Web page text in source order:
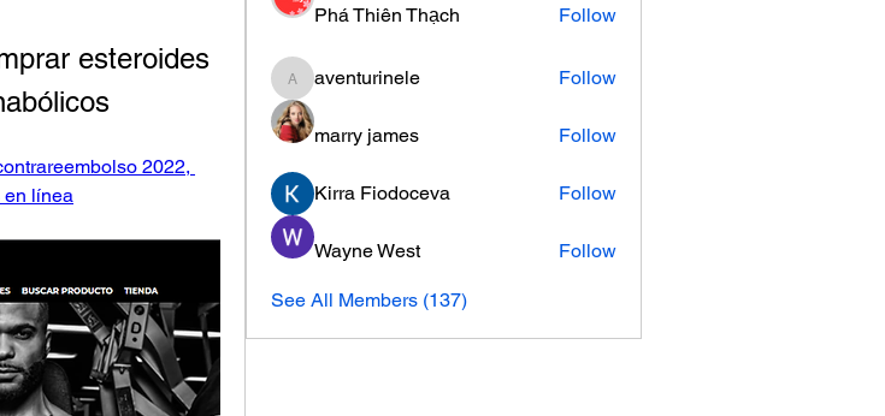
esteroides
2022,
en línea
Phá Thiên Thạch Follow
aventurinele
aventurinele Follow
marry james Follow
Kirra Fiodoceva Follow
Wayne West Follow
See All Members (137)